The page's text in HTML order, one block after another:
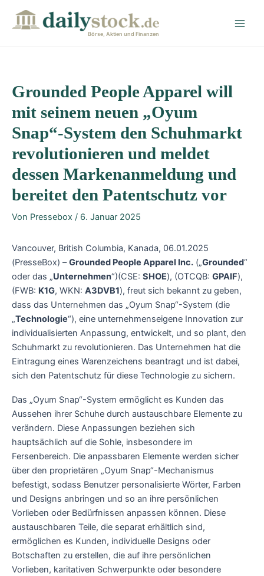
Börse, Aktien und Finanzen
Grounded People Apparel will
mit seinem neuen „Oyum
Snap“-System den Schuhmarkt
revolutionieren und meldet
dessen Markenanmeldung und
bereitet den Patentschutz vor
Von Pressebox / 6. Januar 2025
Vancouver, British Columbia, Kanada, 06.01.2025
(PresseBox) –Grounded People Apparel Inc. („Grounded“
oder das „Unternehmen“)(CSE: SHOE), (OTCQB: GPAIF),
(FWB: K1G, WKN: A3DVB1), freut sich bekannt zu geben,
dass das Unternehmen das „Oyum Snap“-System (die
„Technologie“), eine unternehmenseigene Innovation zur
individualisierten Anpassung, entwickelt, und so plant, den
Schuhmarkt zu revolutionieren. Das Unternehmen hat die
Eintragung eines Warenzeichens beantragt und ist dabei,
sich den Patentschutz für diese Technologie zu sichern.
Das „Oyum Snap“-System ermöglicht es Kunden das
Aussehen ihrer Schuhe durch austauschbare Elemente zu
verändern. Diese Anpassungen beziehen sich
hauptsächlich auf die Sohle, insbesondere im
Fersenbereich. Die anpassbaren Elemente werden sicher
über den proprietären „Oyum Snap“-Mechanismus
befestigt, sodass Benutzer personalisierte Wörter, Farben
und Designs anbringen und so an ihre persönlichen
Vorlieben oder Bedürfnissen anpassen können. Diese
austauschbaren Teile, die separat erhältlich sind,
ermöglichen es Kunden, individuelle Designs oder
Botschaften zu erstellen, die auf ihre persönlichen
Vorlieben, karitativen Schwerpunkte oder besondere